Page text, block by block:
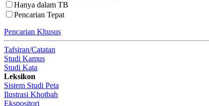
Hanya dalam TB
Pencarian Tepat
Pencarian Khusus
Tafsiran/Catatan
Studi Kamus
Studi Kata
Leksikon
Sistem Studi Peta
Ilustrasi Khotbah
Ekspositori